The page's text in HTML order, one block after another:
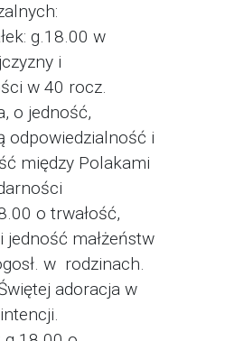
g.18.00 w
i
w 40 rocz.
o jedność,
odpowiedzialność i
między Polakami
o trwałość,
jedność małżeństw
w rodzinach.
adoracja w